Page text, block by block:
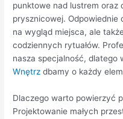
punktowe nad lustrem oraz
prysznicowej. Odpowiednie
na wygląd miejsca, ale
codziennych rytuałów.
nasza specjalność, dlatego
Wnętrz dbamy o każdy
Dlaczego warto powierzyć
Projektowanie małych